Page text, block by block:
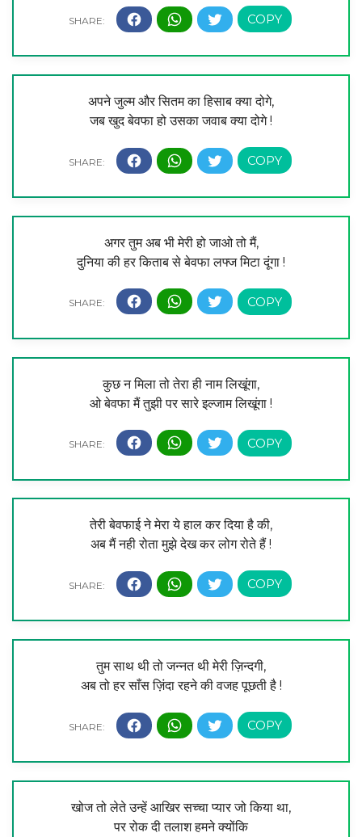
अपने जुल्म और सितम का हिसाब क्या दोगे,
जब खुद बेवफा हो उसका जवाब क्या दोगे !
अगर तुम अब भी मेरी हो जाओ तो मैं,
दुनिया की हर किताब से बेवफा लफ्ज मिटा दूंगा !
कुछ न मिला तो तेरा ही नाम लिखूंगा,
ओ बेवफा मैं तुझी पर सारे इल्जाम लिखूंगा !
तेरी बेवफाई ने मेरा ये हाल कर दिया है की,
अब मैं नही रोता मुझे देख कर लोग रोते हैं !
तुम साथ थी तो जन्नत थी मेरी ज़िन्दगी,
अब तो हर साँस ज़िंदा रहने की वजह पूछती है !
खोज तो लेते उन्हें आखिर सच्चा प्यार जो किया था,
पर रोक दी तलाश हमने क्योंकि